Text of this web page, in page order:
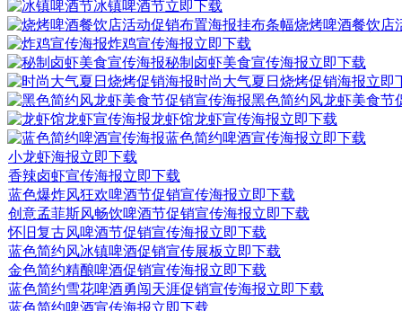
冰镇啤酒节立即下载
烧烤啤酒餐饮店
炸鸡宣传海报立即下载
秘制卤虾美食宣传海报立即下载
时尚大气夏日烧烤促销海报立即
黑色简约风龙虾美食节
龙虾馆龙虾宣传海报立即下载
蓝色简约啤酒宣传海报立即下载
小龙虾海报立即下载
香辣卤虾宣传海报立即下载
蓝色爆炸风狂欢啤酒节促销宣传海报立即下载
创意孟菲斯风畅饮啤酒节促销宣传海报立即下载
怀旧复古风啤酒节促销宣传海报立即下载
蓝色简约风冰镇啤酒促销宣传展板立即下载
金色简约精酿啤酒促销宣传海报立即下载
蓝色简约雪花啤酒勇闯天涯促销宣传海报立即下载
蓝色简约啤酒宣传海报立即下载